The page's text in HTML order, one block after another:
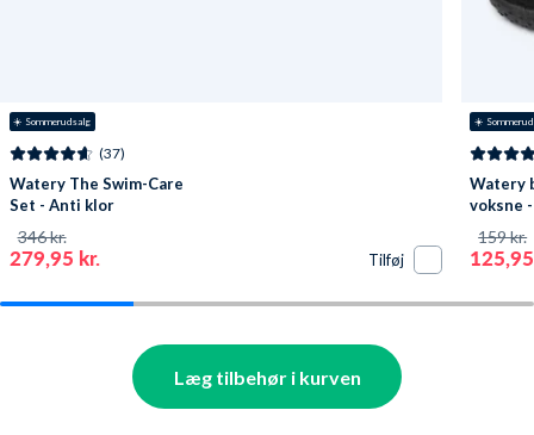
☀️ Sommerudsalg
(37)
Watery The Swim-Care
Set - Anti klor
279,95 kr.
346 kr.
Tilføj
☀️
Watery
voksne
159 kr.
Læg tilbehør i kurven